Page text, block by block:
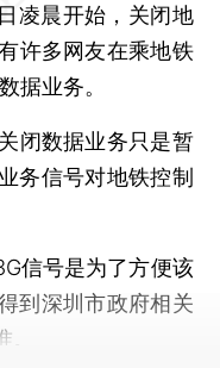
凌晨开始，关闭地
许多网友在乘地铁
据业务。
数据业务只是暂
务信号对地铁控制
信号是为了方便该
到深圳市政府相关